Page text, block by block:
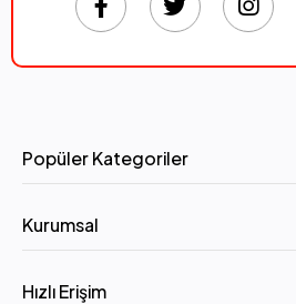
Popüler Kategoriler
Kurumsal
Hızlı Erişim